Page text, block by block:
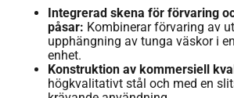
Integrerad skena för förvaring
påsar: Kombinerar förvaring av
upphängning av tunga väskor i
enhet.
Konstruktion av kommersiell
högkvalitativt stål och med en